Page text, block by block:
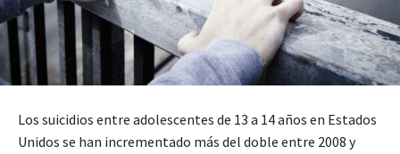
Los suicidios entre adolescentes de 13 a 14 años en Estados
Unidos se han incrementado más del doble entre 2008 y